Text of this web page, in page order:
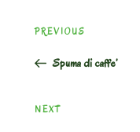
navigation
Previous
PREVIOUS
Spuma di caffe’
Next
NEXT